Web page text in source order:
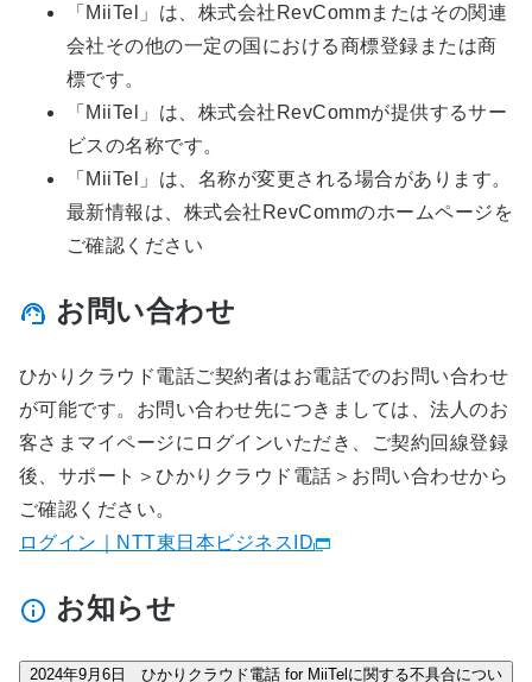
「MiiTel」は、株式会社RevCommまたはその関連
会社その他の一定の国における商標登録または商
標です。
「MiiTel」は、株式会社RevCommが提供するサー
ビスの名称です。
「MiiTel」は、名称が変更される場合があります。
最新情報は、株式会社RevCommのホームページを
ご確認ください
お問い合わせ
ひかりクラウド電話ご契約者はお電話でのお問い合わせ
が可能です。お問い合わせ先につきましては、法人のお
客さまマイページにログインいただき、ご契約回線登録
後、サポート＞ひかりクラウド電話＞お問い合わせから
ご確認ください。
ログイン｜NTT東日本ビジネスID
お知らせ
2024年9月6日 ひかりクラウド電話 for MiiTelに関する不具合につい